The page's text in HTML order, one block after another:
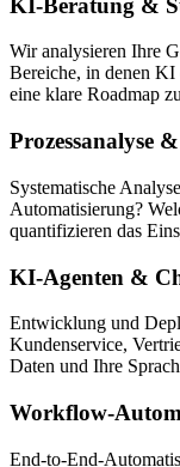
KI-Beratung &
Wir analysieren Ihre
Bereiche, in denen
eine klare Roadmap
Prozessanalyse
Systematische
Automatisierung?
quantifizieren das
KI-Agenten &
Entwicklung und
Kundenservice,
Daten und Ihre
Workflow-
End-to-End-